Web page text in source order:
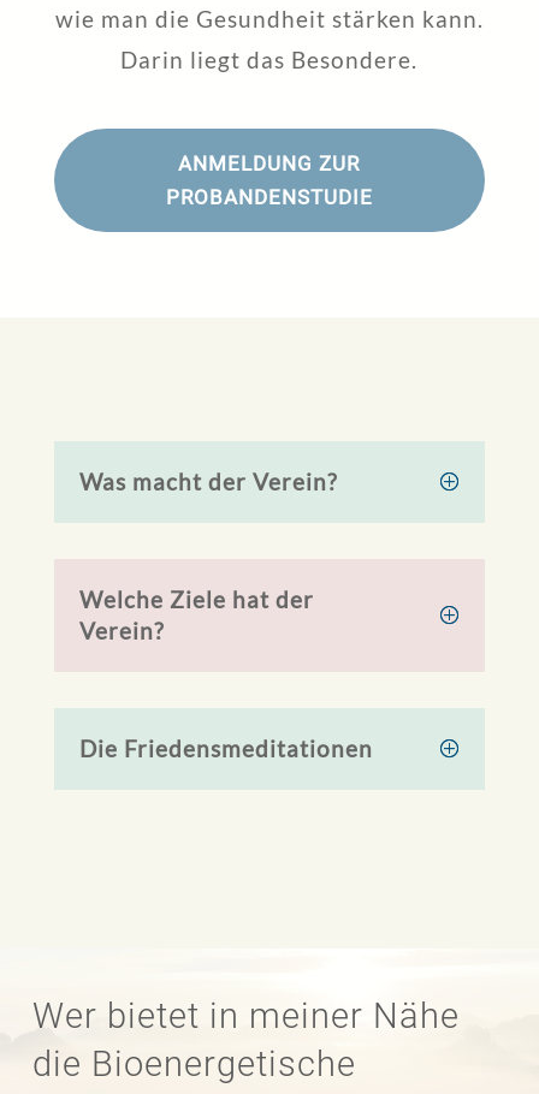
wie man die Gesundheit stärken kann.
Darin liegt das Besondere.
ANMELDUNG ZUR
PROBANDENSTUDIE
Was macht der Verein?
Welche Ziele hat der
Verein?
Die Friedensmeditationen
Wer bietet in meiner Nähe
die Bioenergetische